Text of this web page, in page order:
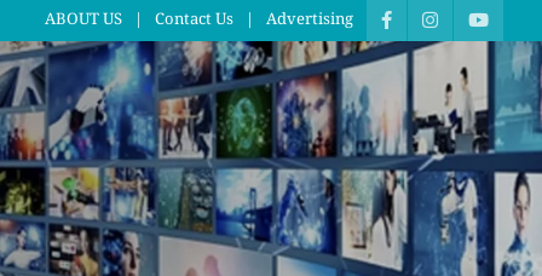
ABOUT US Contact Us Advertising